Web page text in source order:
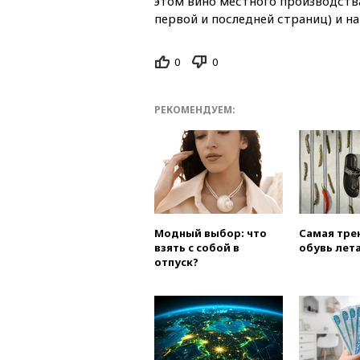
первой и последней страниц) и
0 0
РЕКОМЕНДУЕМ:
Модный выбор: что
взять с собой в
отпуск?
Самая
обувь